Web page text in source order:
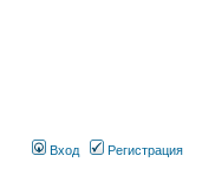
Вход Регистрация